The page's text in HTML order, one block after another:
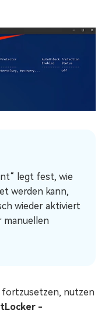
legt fest, wie
werden kann,
wieder aktiviert
manuellen
fortzusetzen, nutzen
-